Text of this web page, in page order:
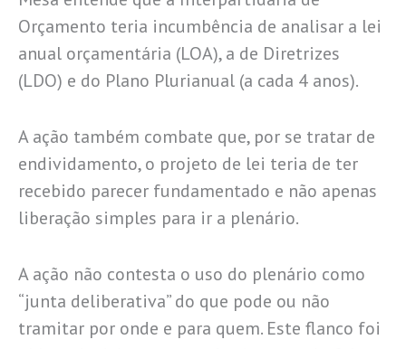
Orçamento teria incumbência de analisar a lei
anual orçamentária (LOA), a de Diretrizes
(LDO) e do Plano Plurianual (a cada 4 anos).
A ação também combate que, por se tratar de
endividamento, o projeto de lei teria de ter
recebido parecer fundamentado e não apenas
liberação simples para ir a plenário.
A ação não contesta o uso do plenário como
“junta deliberativa” do que pode ou não
tramitar por onde e para quem. Este flanco foi